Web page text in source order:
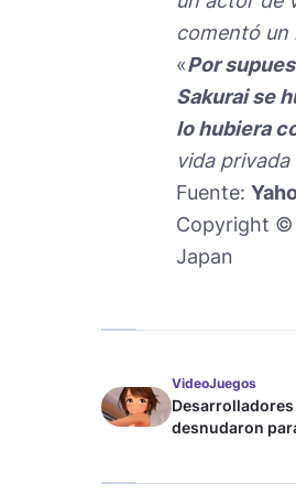
comentó un
«Por
Sakurai se
lo hubiera
vida
Fuente:
Copyright ©
Japan
VideoJuegos
Desarrolladores
desnudaron